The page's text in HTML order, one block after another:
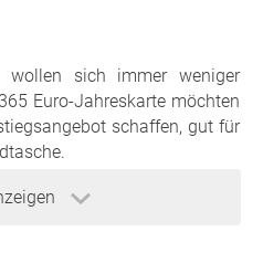
sich immer weniger
Euro-Jahreskarte möchten
schaffen, gut für
einer grundlegenden Reform: